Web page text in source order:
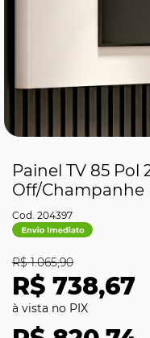
Painel TV 85 Pol
Off/Champanhe
204397
R$ 738,67
R$ 1.065,90